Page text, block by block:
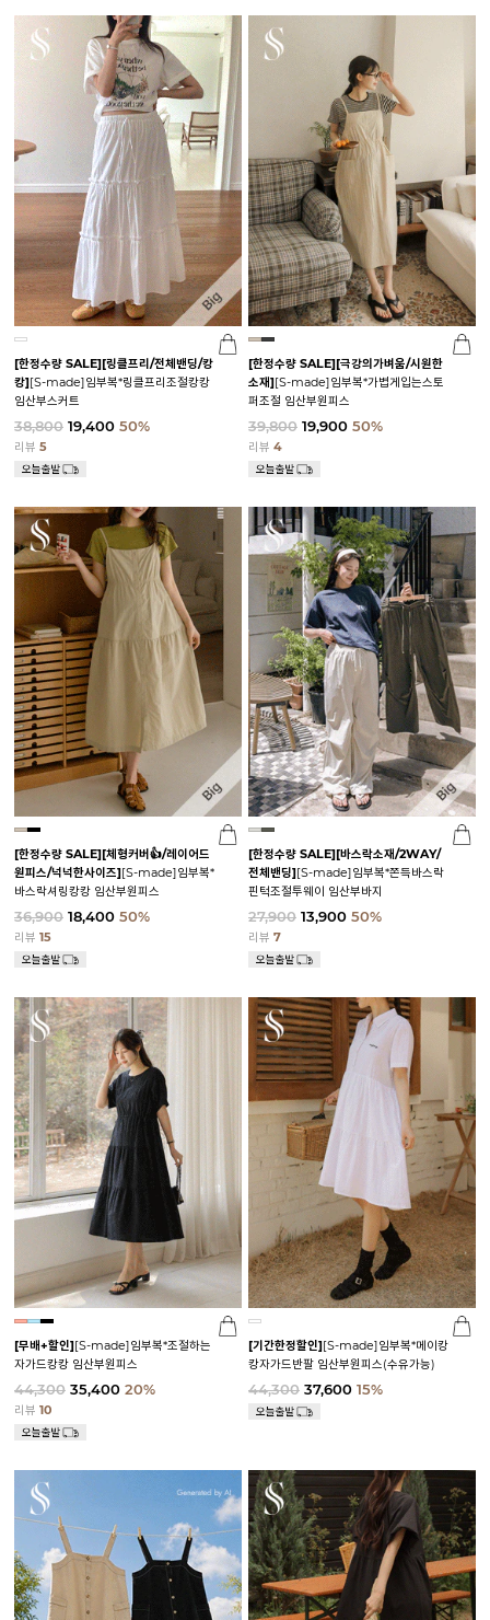
[한정수량 SALE][링클프리/전체밴딩/캉
캉][S-made]임부복*링클프리조절캉캉
임산부스커트
38,800 19,400 50%
리뷰 5
[한정수량 SALE][극강의가벼움/시원한
소재][S-made]임부복*가볍게입는스토
퍼조절 임산부원피스
39,800 19,900 50%
리뷰 4
[한정수량 SALE][체형커버👍/레이어드
원피스/넉넉한사이즈][S-made]임부복*
바스락셔링캉캉 임산부원피스
36,900 18,400 50%
리뷰 15
[한정수량 SALE][바스락소재/2WAY/
전체밴딩][S-made]임부복*쫀득바스락
핀턱조절투웨이 임산부바지
27,900 13,900 50%
리뷰 7
[무배+할인][S-made]임부복*조절하는
자가드캉캉 임산부원피스
44,300 35,400 20%
리뷰 10
[기간한정할인][S-made]임부복*메이캉
캉자가드반팔 임산부원피스(수유가능)
44,300 37,600 15%